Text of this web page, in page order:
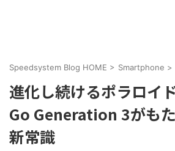
Speedsystem Blog HOME > Smartphone >
進化し続けるポラロイ
Go Generation 3がも
新常識